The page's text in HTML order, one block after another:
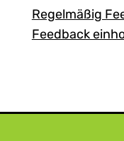
Regelmäßig
Feedback